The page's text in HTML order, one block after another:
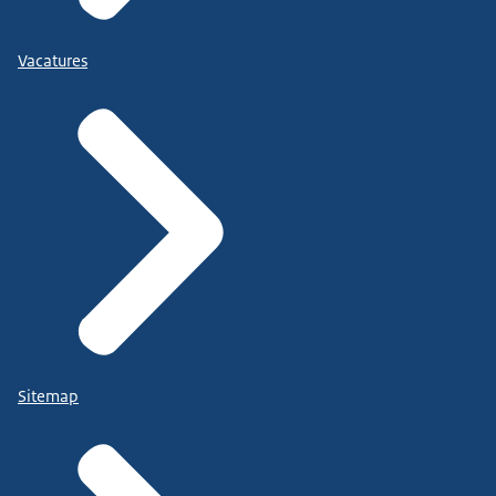
Vacatures
Sitemap